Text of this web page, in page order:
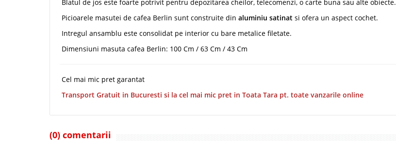
Blatul de jos este foarte potrivit pentru depozitarea cheilor, telecomenzi, o carte buna sau alte obiecte.
Picioarele masutei de cafea Berlin sunt construite din aluminiu satinat si ofera un aspect cochet.
Intregul ansamblu este consolidat pe interior cu bare metalice filetate.
Dimensiuni masuta cafea Berlin: 100 Cm / 63 Cm / 43 Cm
Cel mai mic pret garantat
Transport Gratuit in Bucuresti si la cel mai mic pret in Toata Tara pt. toate vanzarile online
(0) comentarii